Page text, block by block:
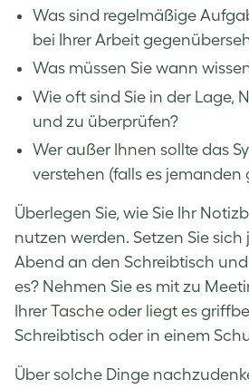
Was sind regelmäßige
bei Ihrer Arbeit
Was müssen Sie wann
Wie oft sind Sie in der Lage,
und zu überprüfen?
Wer außer Ihnen sollte das
verstehen (falls es jemanden
Überlegen Sie, wie Sie Ihr
nutzen werden. Setzen Sie
Abend an den Schreibtisch
es? Nehmen Sie es mit zu
Ihrer Tasche oder liegt es
Schreibtisch oder in einem
Über solche Dinge